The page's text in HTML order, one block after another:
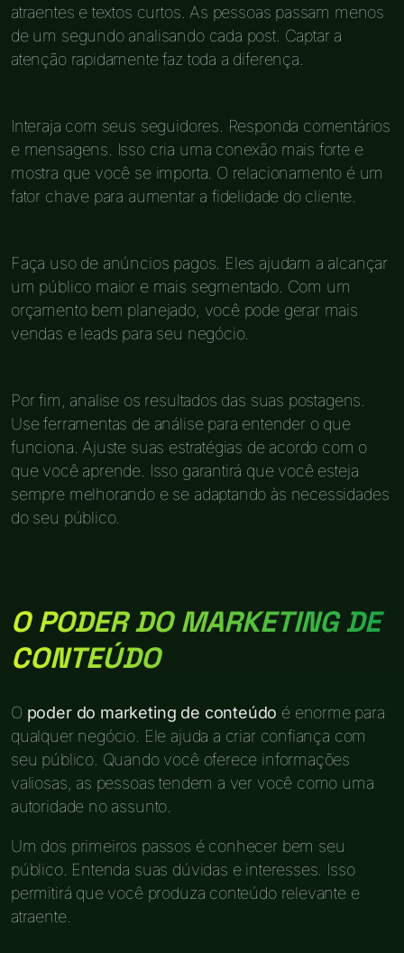
atraentes e textos curtos. As pessoas passam menos
de um segundo analisando cada post. Captar a
atenção rapidamente faz toda a diferença.
Interaja com seus seguidores. Responda comentários
e mensagens. Isso cria uma conexão mais forte e
mostra que você se importa. O relacionamento é um
fator chave para aumentar a fidelidade do cliente.
Faça uso de anúncios pagos. Eles ajudam a alcançar
um público maior e mais segmentado. Com um
orçamento bem planejado, você pode gerar mais
vendas e leads para seu negócio.
Por fim, analise os resultados das suas postagens.
Use ferramentas de análise para entender o que
funciona. Ajuste suas estratégias de acordo com o
que você aprende. Isso garantirá que você esteja
sempre melhorando e se adaptando às necessidades
do seu público.
O PODER DO MARKETING DE
CONTEÚDO
O poder do marketing de conteúdo é enorme para
qualquer negócio. Ele ajuda a criar confiança com
seu público. Quando você oferece informações
valiosas, as pessoas tendem a ver você como uma
autoridade no assunto.
Um dos primeiros passos é conhecer bem seu
público. Entenda suas dúvidas e interesses. Isso
permitirá que você produza conteúdo relevante e
atraente.